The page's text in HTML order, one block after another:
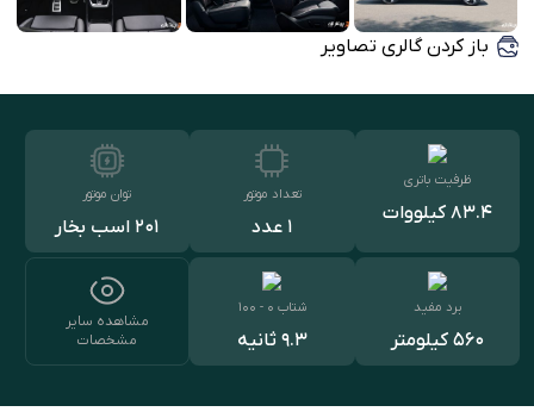
باز کردن گالری تصاویر
ظرفیت باتری
83.4 کیلووات
تعداد موتور
1 عدد
توان موتور
201 اسب بخار
برد مفید
560 کیلومتر
شتاب ۰ - ۱۰۰
9.3 ثانیه
مشاهده سایر
مشخصات